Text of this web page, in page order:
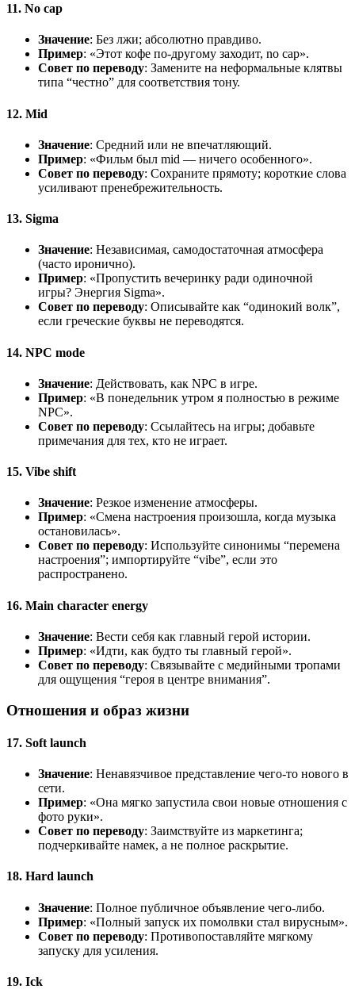
11. No cap
Значение: Без лжи; абсолютно правдиво.
Пример: «Этот кофе по-другому заходит, no cap».
Совет по переводу: Замените на неформальные клятвы
типа “честно” для соответствия тону.
12. Mid
Значение: Средний или не впечатляющий.
Пример: «Фильм был mid — ничего особенного».
Совет по переводу: Сохраните прямоту; короткие слова
усиливают пренебрежительность.
13. Sigma
Значение: Независимая, самодостаточная атмосфера
(часто иронично).
Пример: «Пропустить вечеринку ради одиночной
игры? Энергия Sigma».
Совет по переводу: Описывайте как “одинокий волк”,
если греческие буквы не переводятся.
14. NPC mode
Значение: Действовать, как NPC в игре.
Пример: «В понедельник утром я полностью в режиме
NPC».
Совет по переводу: Ссылайтесь на игры; добавьте
примечания для тех, кто не играет.
15. Vibe shift
Значение: Резкое изменение атмосферы.
Пример: «Смена настроения произошла, когда музыка
остановилась».
Совет по переводу: Используйте синонимы “перемена
настроения”; импортируйте “vibe”, если это
распространено.
16. Main character energy
Значение: Вести себя как главный герой истории.
Пример: «Идти, как будто ты главный герой».
Совет по переводу: Связывайте с медийными тропами
для ощущения “героя в центре внимания”.
Отношения и образ жизни
17. Soft launch
Значение: Ненавязчивое представление чего-то нового в
сети.
Пример: «Она мягко запустила свои новые отношения с
фото руки».
Совет по переводу: Заимствуйте из маркетинга;
подчеркивайте намек, а не полное раскрытие.
18. Hard launch
Значение: Полное публичное объявление чего-либо.
Пример: «Полный запуск их помолвки стал вирусным».
Совет по переводу: Противопоставляйте мягкому
запуску для усиления.
19. Ick